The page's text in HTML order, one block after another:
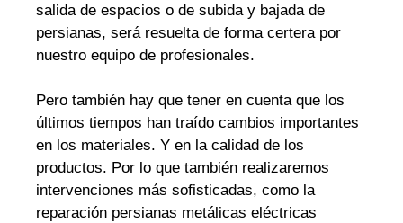
salida de espacios o de subida y bajada de
persianas, será resuelta de forma certera por
nuestro equipo de profesionales.
Pero también hay que tener en cuenta que los
últimos tiempos han traído cambios importantes
en los materiales. Y en la calidad de los
productos. Por lo que también realizaremos
intervenciones más sofisticadas, como la
reparación persianas metálicas eléctricas